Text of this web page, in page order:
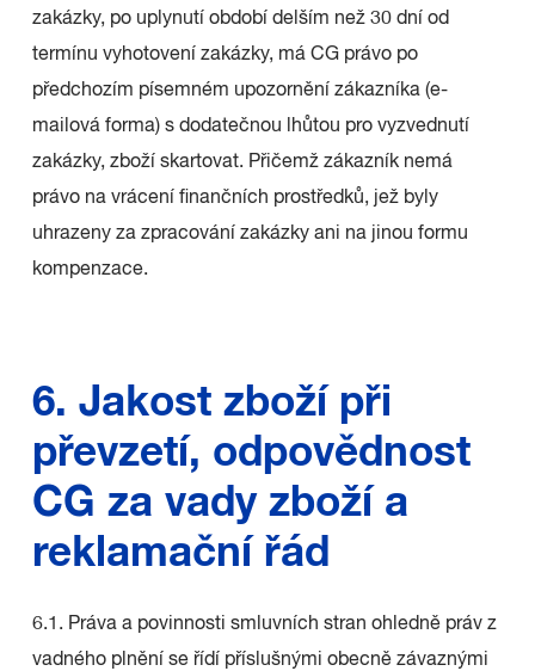
zakázky, po uplynutí období delším než 30 dní od
termínu vyhotovení zakázky, má CG právo po
předchozím písemném upozornění zákazníka (e-
mailová forma) s dodatečnou lhůtou pro vyzvednutí
zakázky, zboží skartovat. Přičemž zákazník nemá
právo na vrácení finančních prostředků, jež byly
uhrazeny za zpracování zakázky ani na jinou formu
kompenzace.
6. Jakost zboží při
převzetí, odpovědnost
CG za vady zboží a
reklamační řád
6.1. Práva a povinnosti smluvních stran ohledně práv z
vadného plnění se řídí příslušnými obecně závaznými